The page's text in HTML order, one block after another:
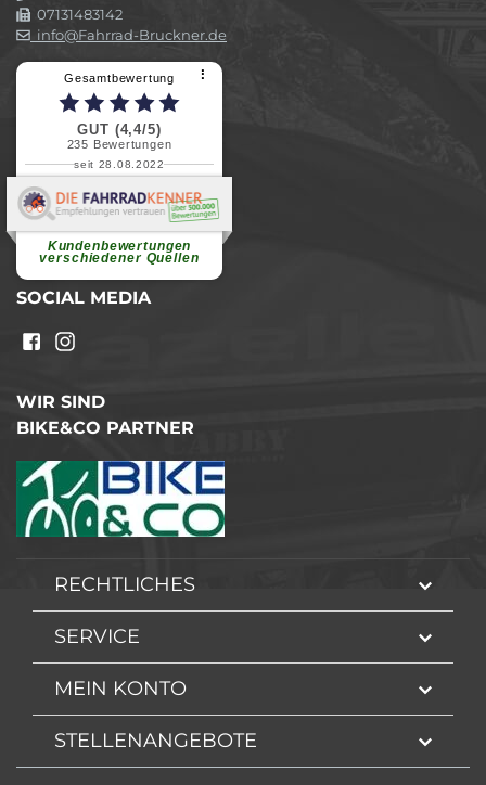
07131483142
info@Fahrrad-Bruckner.de
Gesamtbewertung ⠇
GUT (4,4/5)
235 Bewertungen
seit 28.08.2022
Kundenbewertungen
verschiedener Quellen
Elvira B.
Superschnelle und freundliche
weiterlesen
SOCIAL MEDIA
WIR SIND
BIKE&CO PARTNER
RECHTLICHES
SERVICE
MEIN KONTO
STELLENANGEBOTE